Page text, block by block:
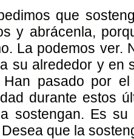
que
y abrácenla,
La podemos ver.
su alrededor y en
Han pasado por
durante estos
sostengan. Es
que la